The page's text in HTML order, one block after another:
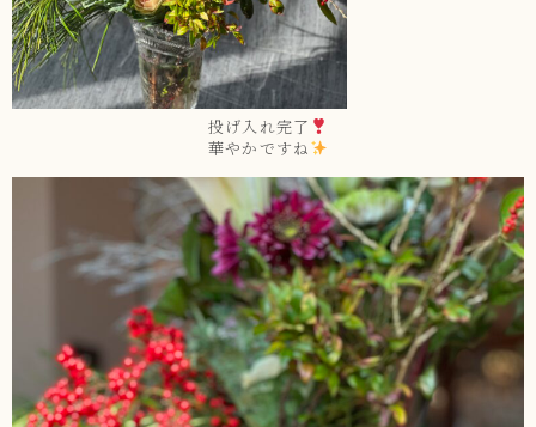
投げ入れ完了
華やかですね